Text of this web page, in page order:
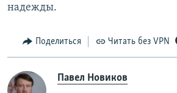
надежды.
Поделиться Читать без VPN
Павел Новиков